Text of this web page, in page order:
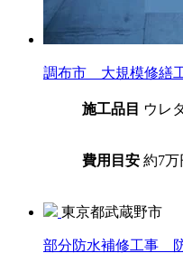
調布市 大規模修繕
施工品目 ウレ
費用目安 約7万
東京都武蔵野市
部分防水補修工事